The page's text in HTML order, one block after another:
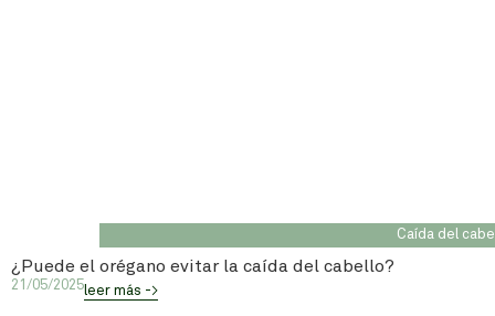
Caída del
¿Puede el orégano evitar la caída del cabello?
21/05/2025leer más ->